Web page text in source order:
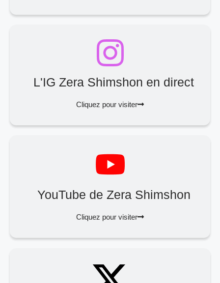
L'IG Zera Shimshon en direct
Cliquez pour visiter
YouTube de Zera Shimshon
Cliquez pour visiter